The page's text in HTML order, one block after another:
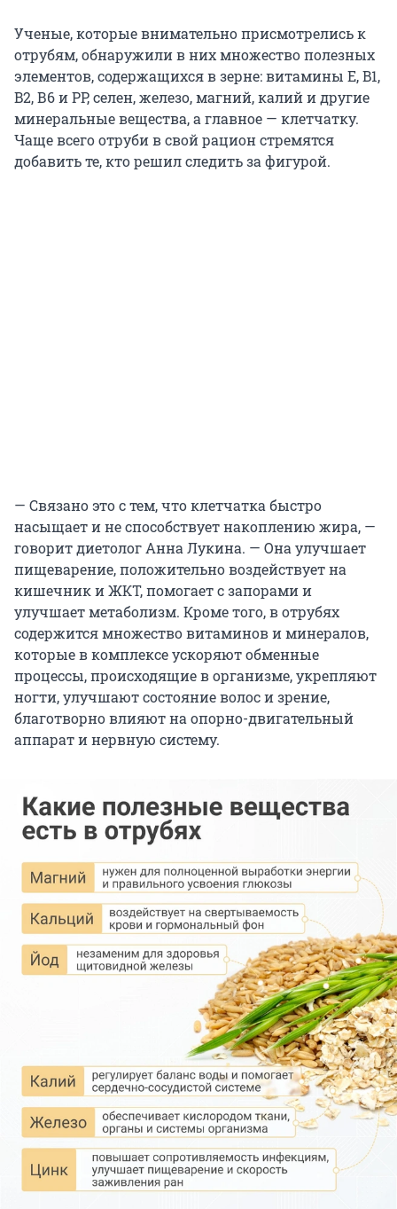
Ученые, которые внимательно присмотрелись к
отрубям, обнаружили в них множество полезных
элементов, содержащихся в зерне: витамины E, B1,
B2, В6 и PP, селен, железо, магний, калий и другие
минеральные вещества, а главное — клетчатку.
Чаще всего отруби в свой рацион стремятся
добавить те, кто решил следить за фигурой.
— Связано это с тем, что клетчатка быстро
насыщает и не способствует накоплению жира, —
говорит диетолог Анна Лукина. — Она улучшает
пищеварение, положительно воздействует на
кишечник и ЖКТ, помогает с запорами и
улучшает метаболизм. Кроме того, в отрубях
содержится множество витаминов и минералов,
которые в комплексе ускоряют обменные
процессы, происходящие в организме, укрепляют
ногти, улучшают состояние волос и зрение,
благотворно влияют на опорно-двигательный
аппарат и нервную систему.